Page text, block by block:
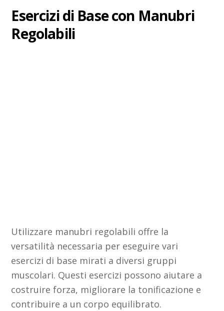
Esercizi di Base con Manubri
Regolabili
Utilizzare manubri regolabili offre la
versatilità necessaria per eseguire vari
esercizi di base mirati a diversi gruppi
muscolari. Questi esercizi possono aiutare a
costruire forza, migliorare la tonificazione e
contribuire a un corpo equilibrato.